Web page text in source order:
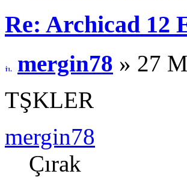
Re: Archicad 12
mergin78 » 27
TŞKLER
mergin78
Çırak